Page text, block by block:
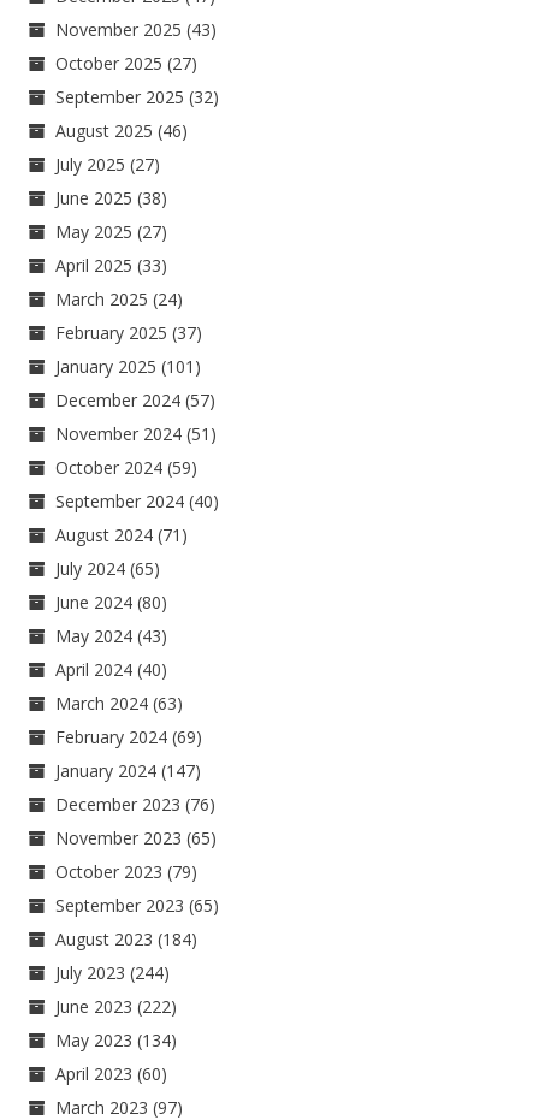
November 2025 (43)
October 2025 (27)
September 2025 (32)
August 2025 (46)
July 2025 (27)
June 2025 (38)
May 2025 (27)
April 2025 (33)
March 2025 (24)
February 2025 (37)
January 2025 (101)
December 2024 (57)
November 2024 (51)
October 2024 (59)
September 2024 (40)
August 2024 (71)
July 2024 (65)
June 2024 (80)
May 2024 (43)
April 2024 (40)
March 2024 (63)
February 2024 (69)
January 2024 (147)
December 2023 (76)
November 2023 (65)
October 2023 (79)
September 2023 (65)
August 2023 (184)
July 2023 (244)
June 2023 (222)
May 2023 (134)
April 2023 (60)
March 2023 (97)